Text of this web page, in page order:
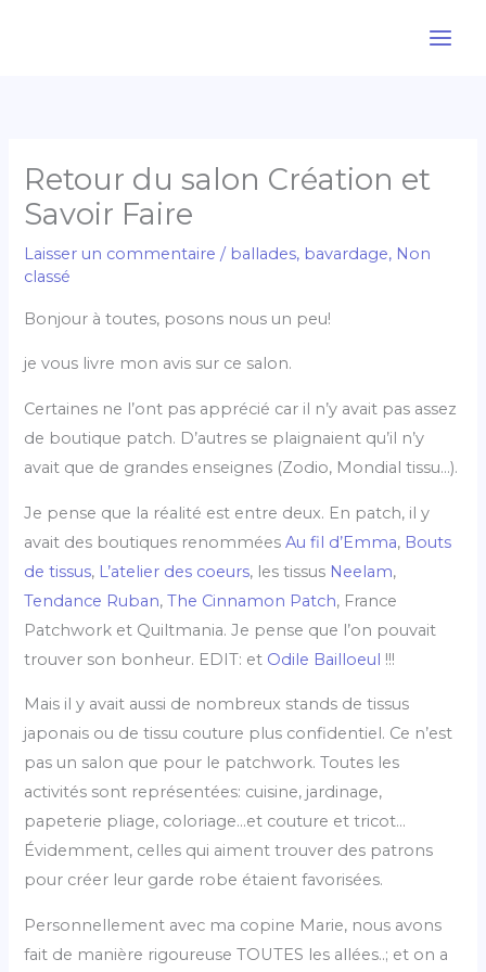
Retour du salon Création et
Savoir Faire
Laisser un commentaire / ballades, bavardage, Non
classé
Bonjour à toutes, posons nous un peu!
je vous livre mon avis sur ce salon.
Certaines ne l’ont pas apprécié car il n’y avait pas assez
de boutique patch. D’autres se plaignaient qu’il n’y
avait que de grandes enseignes (Zodio, Mondial tissu…).
Je pense que la réalité est entre deux. En patch, il y
avait des boutiques renommées Au fil d’Emma, Bouts
de tissus, L’atelier des coeurs, les tissus Neelam,
Tendance Ruban,The Cinnamon Patch, France
Patchwork et Quiltmania. Je pense que l’on pouvait
trouver son bonheur. EDIT: et Odile Bailloeul !!!
Mais il y avait aussi de nombreux stands de tissus
japonais ou de tissu couture plus confidentiel. Ce n’est
pas un salon que pour le patchwork. Toutes les
activités sont représentées: cuisine, jardinage,
papeterie pliage, coloriage…et couture et tricot…
Évidemment, celles qui aiment trouver des patrons
pour créer leur garde robe étaient favorisées.
Personnellement avec ma copine Marie, nous avons
fait de manière rigoureuse TOUTES les allées..; et on a